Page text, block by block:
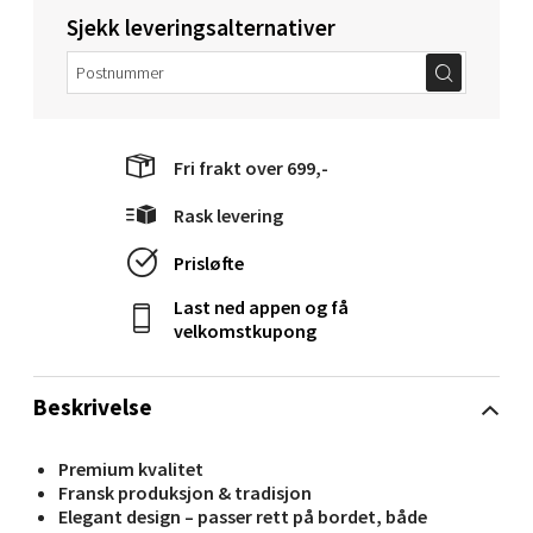
Beskrivelse
Premium kvalitet
Fransk produksjon & tradisjon
Elegant design – passer rett på bordet, både
Sjekk leveringsalternativer
Fri frakt over 699,-
Rask levering
Prisløfte
Last ned appen og få
velkomstkupong
Torget 1, 6413 Molde
Åpent i dag 10-18
0 i butikk
Bolagsgata 1, 8514 Narvik
Åpent i dag 10-18